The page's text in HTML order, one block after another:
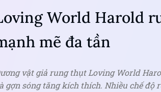
World Harold
mẽ đa tần
vật giả rung thụt Loving World
gợn sóng tăng kích thích. Nhiều chế độ